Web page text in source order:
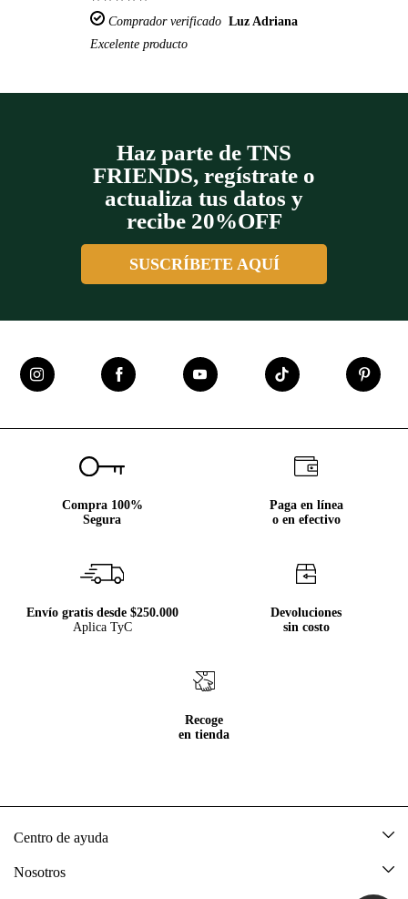
Comprador verificado Luz Adriana
Excelente producto
Haz parte de TNS
FRIENDS, regístrate o
actualiza tus datos y
recibe 20%OFF
SUSCRÍBETE AQUÍ
Compra 100%
Segura
Paga en línea
o en efectivo
Envío gratis desde $250.000
Aplica TyC
Devoluciones
sin costo
Recoge
en tienda
Centro de ayuda
Mis pedidos
Nosotros